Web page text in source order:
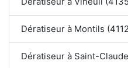
Dératiseur à Montils
Dératiseur à Saint-